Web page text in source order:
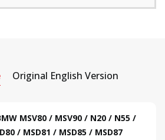
Original English Version
MSV80 / MSV90 / N20 / N55 /
/ MSD81 / MSD85 / MSD87